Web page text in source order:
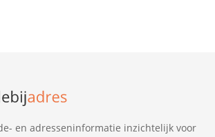
en adresseninformatie inzichtelijk voor